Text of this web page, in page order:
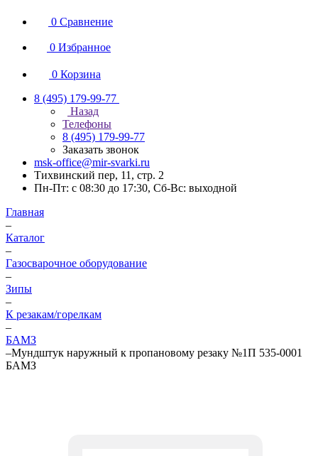
0 Сравнение
0 Избранное
0 Корзина
8 (495) 179-99-77
Назад
Телефоны
8 (495) 179-99-77
Заказать звонок
msk-office@mir-svarki.ru
Тихвинский пер, 11, стр. 2
Пн-Пт: с 08:30 до 17:30, Сб-Вс: выходной
Главная
–
Каталог
–
Газосварочное оборудование
–
Зипы
–
К резакам/горелкам
–
БАМЗ
–Мундштук наружный к пропановому резаку №1П 535-0001
БАМЗ